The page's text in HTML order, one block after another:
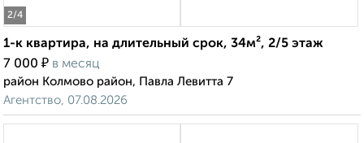
2/4
1-к квартира, на длительный срок, 34м², 2/5 этаж
7 000 ₽ в месяц
район Колмово район, Павла Левитта 7
Агентство, 07.08.2026